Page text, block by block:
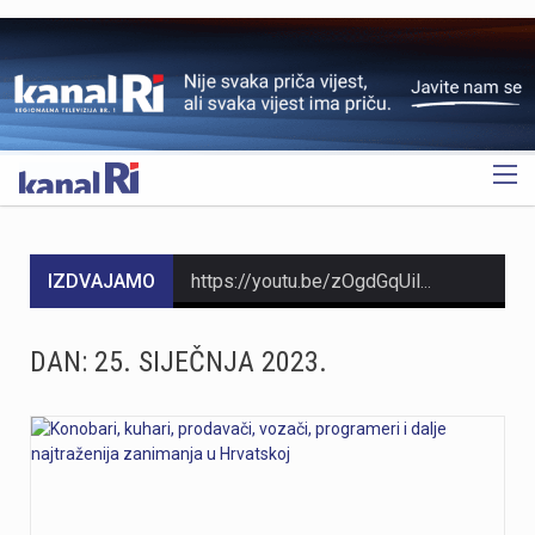
OGLAS
IZDVAJAMO
DAN: 25. SIJEČNJA 2023.